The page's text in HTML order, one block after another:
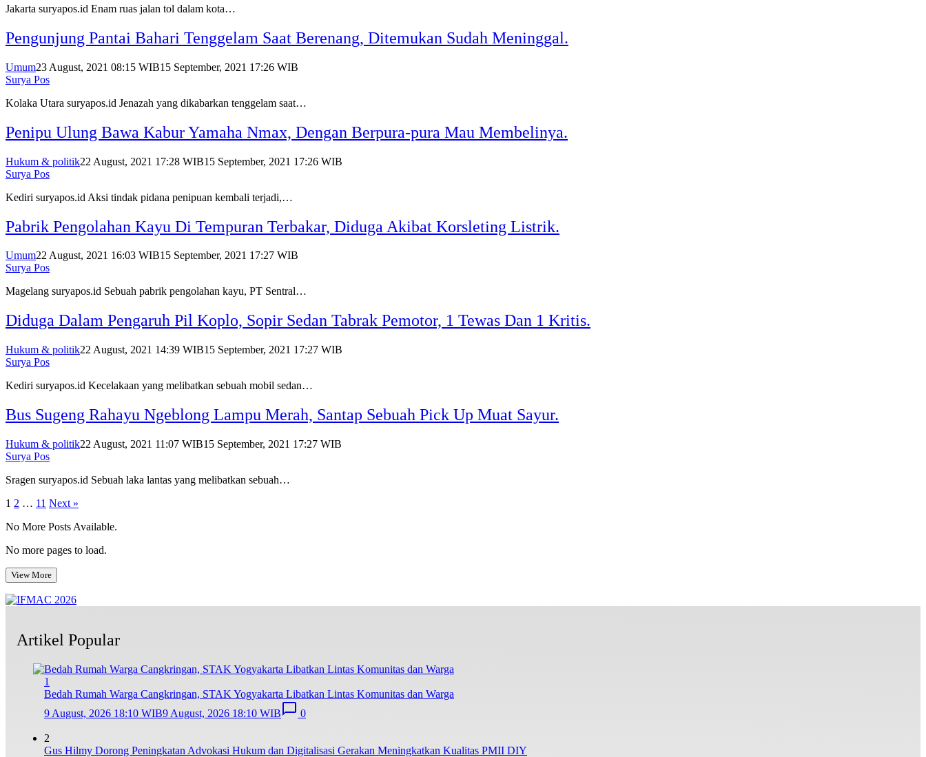
Jakarta suryapos.id Enam ruas jalan tol dalam kota…
Pengunjung Pantai Bahari Tenggelam Saat Berenang, Ditemukan Sudah Meninggal.
Umum23 August, 2021 08:15 WIB15 September, 2021 17:26 WIB
Surya Pos
Kolaka Utara suryapos.id Jenazah yang dikabarkan tenggelam saat…
Penipu Ulung Bawa Kabur Yamaha Nmax, Dengan Berpura-pura Mau Membelinya.
Hukum & politik22 August, 2021 17:28 WIB15 September, 2021 17:26 WIB
Surya Pos
Kediri suryapos.id Aksi tindak pidana penipuan kembali terjadi,…
Pabrik Pengolahan Kayu Di Tempuran Terbakar, Diduga Akibat Korsleting Listrik.
Umum22 August, 2021 16:03 WIB15 September, 2021 17:27 WIB
Surya Pos
Magelang suryapos.id Sebuah pabrik pengolahan kayu, PT Sentral…
Diduga Dalam Pengaruh Pil Koplo, Sopir Sedan Tabrak Pemotor, 1 Tewas Dan 1 Kritis.
Hukum & politik22 August, 2021 14:39 WIB15 September, 2021 17:27 WIB
Surya Pos
Kediri suryapos.id Kecelakaan yang melibatkan sebuah mobil sedan…
Bus Sugeng Rahayu Ngeblong Lampu Merah, Santap Sebuah Pick Up Muat Sayur.
Hukum & politik22 August, 2021 11:07 WIB15 September, 2021 17:27 WIB
Surya Pos
Sragen suryapos.id Sebuah laka lantas yang melibatkan sebuah…
Posts
pagination
1 2 … 11 Next »
No More Posts Available.
No more pages to load.
View More
Artikel Popular
1
Bedah Rumah Warga Cangkringan, STAK Yogyakarta Libatkan Lintas Komunitas dan Warga
9 August, 2026 18:10 WIB9 August, 2026 18:10 WIB 0
2
Gus Hilmy Dorong Peningkatan Advokasi Hukum dan Digitalisasi Gerakan Meningkatkan Kualitas PMII DIY